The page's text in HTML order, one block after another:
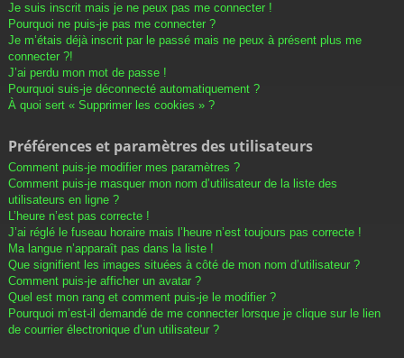
Je suis inscrit mais je ne peux pas me connecter !
Pourquoi ne puis-je pas me connecter ?
Je m’étais déjà inscrit par le passé mais ne peux à présent plus me
connecter ?!
J’ai perdu mon mot de passe !
Pourquoi suis-je déconnecté automatiquement ?
À quoi sert « Supprimer les cookies » ?
Préférences et paramètres des utilisateurs
Comment puis-je modifier mes paramètres ?
Comment puis-je masquer mon nom d’utilisateur de la liste des
utilisateurs en ligne ?
L’heure n’est pas correcte !
J’ai réglé le fuseau horaire mais l’heure n’est toujours pas correcte !
Ma langue n’apparaît pas dans la liste !
Que signifient les images situées à côté de mon nom d’utilisateur ?
Comment puis-je afficher un avatar ?
Quel est mon rang et comment puis-je le modifier ?
Pourquoi m’est-il demandé de me connecter lorsque je clique sur le lien
de courrier électronique d’un utilisateur ?